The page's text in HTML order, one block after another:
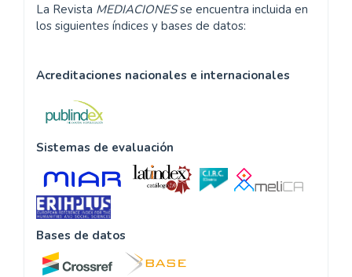
La Revista MEDIACIONESse encuentra incluida en
los siguientes índices y bases de datos:
Acreditaciones nacionales e internacionales
Sistemas de evaluación
Bases de datos